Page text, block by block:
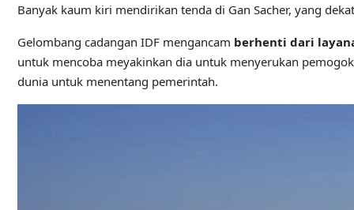
Banyak kaum kiri mendirikan tenda di Gan Sacher, yang
Gelombang cadangan IDF mengancam berhenti dari
untuk mencoba meyakinkan dia untuk menyerukan
dunia untuk menentang pemerintah.